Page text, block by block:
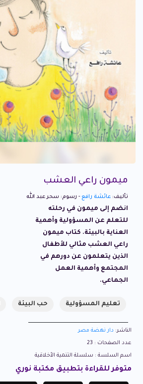
ميمون راعي العشب
تأليف: عائشة رافع - رسوم: سحر عبد الله
انضم إلى ميمون في رحلته
للتعلم عن المسؤولية وأهمية
العناية بالبيئة. كتاب ميمون
راعي العشب مثالي للأطفال
الذين يتعلمون عن دورهم في
المجتمع وأهمية العمل
الجماعي.
تعليم المسؤولية حب البيئة
الناشر: دار نهضة مصر
عدد الصفحات : 23
اسم السلسة : سلسلة التنمية الأخلاقية
متوفر للقراءة بتطبيق مكتبة نوري